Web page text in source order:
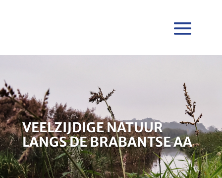
VEELZIJDIGE NATUUR
LANGS DE BRABANTSE AA